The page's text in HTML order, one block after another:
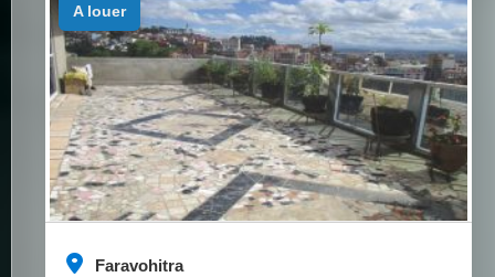
Faravohitra
a louer